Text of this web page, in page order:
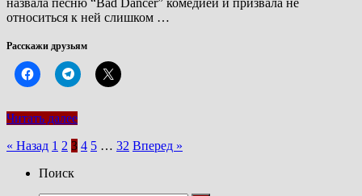
назвала песню “Bad Dancer” комедией и призвала не
относиться к ней слишком …
Расскажи друзьям
Читать далее
Пагинация
записей
« Назад 1 2 3 4 5 … 32 Вперед »
Поиск